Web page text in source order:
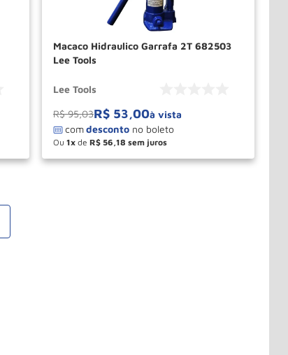
Macaco Hidraulico Garrafa 2T 682503
Lee Tools
Lee Tools
R$ 95,03R$ 53,00à vista
Ou 1 de R$ 56 18
＋
－ COMPRAR